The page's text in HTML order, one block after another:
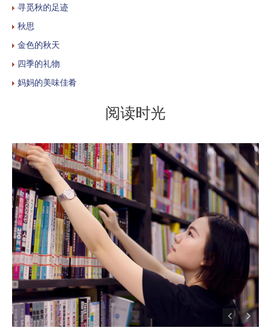
寻觅秋的足迹
秋思
金色的秋天
四季的礼物
妈妈的美味佳肴
阅读时光